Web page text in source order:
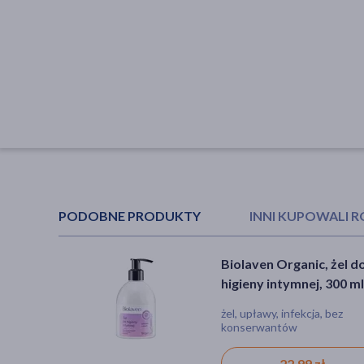
PODOBNE PRODUKTY INNI KUPOWALI
Biolaven Organic, żel
higieny intymnej, 300 ml
żel, upławy, infekcja, bez
konserwantów
Lacibios Femina
specjalistyczny żel do
żel, dla alergików, dla kobiet
karmiących, dla kobiet w ciąży